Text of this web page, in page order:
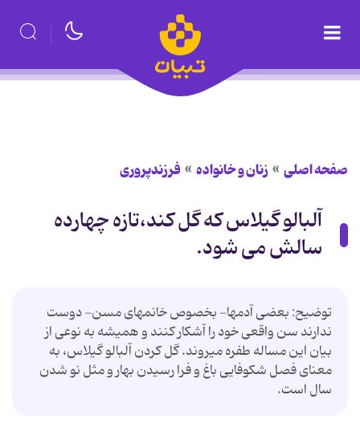
صفحه اصلی زنان و خانواده فرزندپروری
آلبالو گیلاس که گل کند،تازه چهارده
سالش می شود.
توضیح: بعضی آدم‏ها- بخصوص خانم‏های مسن- دوست
ندارند سن واقعی خود را آشکار کنند و همیشه به نوعی از
بیان این مساله طفره می‏روند. گل کردن آلبالو گیلاس، به
معنای فصل شکوفایی باغ و فرا رسیدن بهار و مثل نو شدن
سال است.